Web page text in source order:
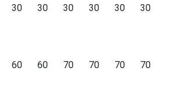
30 30 30 30 30 30
60 60 70 70 70 70